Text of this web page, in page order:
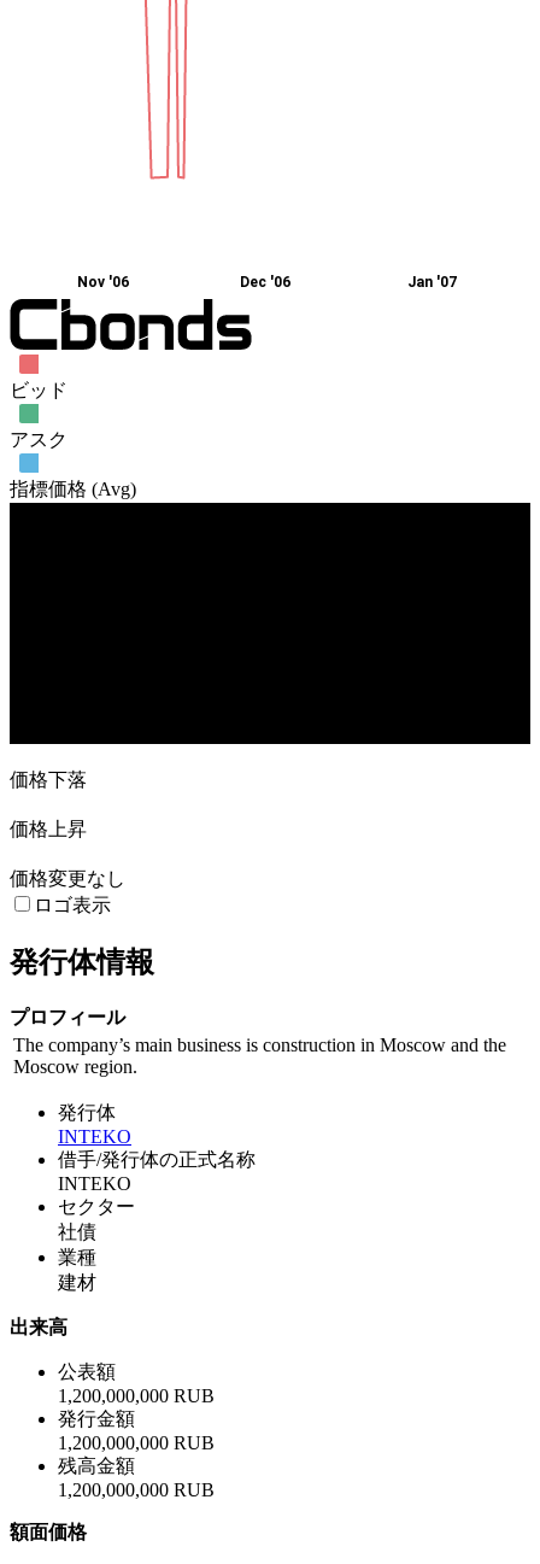
Nov '06 Dec '06 Jan '07
ビッド
アスク
指標価格 (Avg)
価格下落
価格上昇
価格変更なし
ロゴ表示
発行体情報
プロフィール
The company’s main business is construction in Moscow and the
Moscow region.
発行体
INTEKO
借手/発行体の正式名称
INTEKO
セクター
社債
業種
建材
出来高
公表額
1,200,000,000 RUB
発行金額
1,200,000,000 RUB
残高金額
1,200,000,000 RUB
額面価格